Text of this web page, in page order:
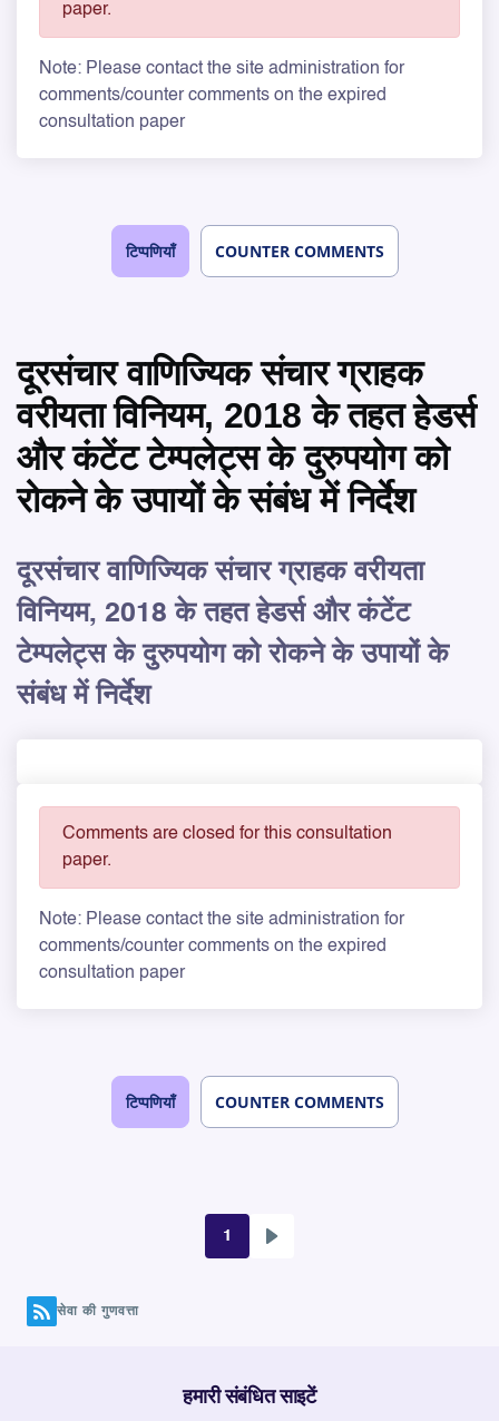
paper.
Note: Please contact the site administration for
comments/counter comments on the expired
consultation paper
टिप्पणियाँ COUNTER COMMENTS
दूरसंचार वाणिज्यिक संचार ग्राहक
वरीयता विनियम, 2018 के तहत हेडर्स
और कंटेंट टेम्पलेट्स के दुरुपयोग को
रोकने के उपायों के संबंध में निर्देश
दूरसंचार वाणिज्यिक संचार ग्राहक वरीयता
विनियम, 2018 के तहत हेडर्स और कंटेंट
टेम्पलेट्स के दुरुपयोग को रोकने के उपायों के
संबंध में निर्देश
Comments are closed for this consultation
paper.
Note: Please contact the site administration for
comments/counter comments on the expired
consultation paper
टिप्पणियाँ COUNTER COMMENTS
Pagination
1
अगला
सेवा की गुणवत्ता
हमारी संबंधित साइटें